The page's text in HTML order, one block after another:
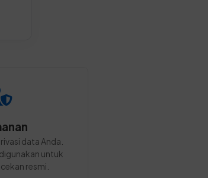
data Anda.
untuk
resmi.